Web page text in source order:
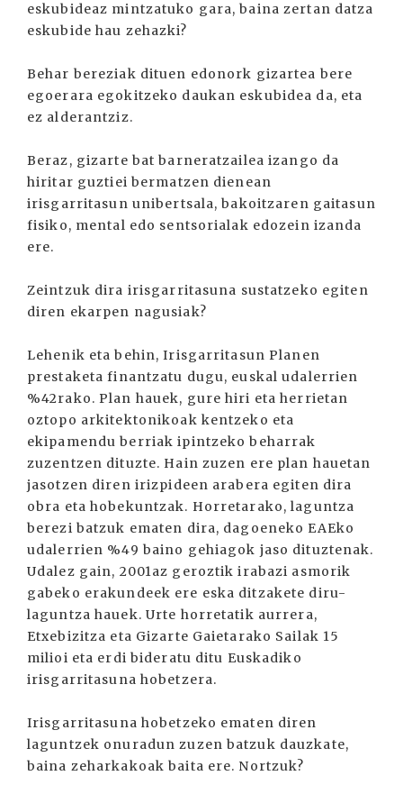
eskubideaz mintzatuko gara, baina zertan datza
eskubide hau zehazki?
Behar bereziak dituen edonork gizartea bere
egoerara egokitzeko daukan eskubidea da, eta
ez alderantziz.
Beraz, gizarte bat barneratzailea izango da
hiritar guztiei bermatzen dienean
irisgarritasun unibertsala, bakoitzaren gaitasun
fisiko, mental edo sentsorialak edozein izanda
ere.
Zeintzuk dira irisgarritasuna sustatzeko egiten
diren ekarpen nagusiak?
Lehenik eta behin, Irisgarritasun Planen
prestaketa finantzatu dugu, euskal udalerrien
%42rako. Plan hauek, gure hiri eta herrietan
oztopo arkitektonikoak kentzeko eta
ekipamendu berriak ipintzeko beharrak
zuzentzen dituzte. Hain zuzen ere plan hauetan
jasotzen diren irizpideen arabera egiten dira
obra eta hobekuntzak. Horretarako, laguntza
berezi batzuk ematen dira, dagoeneko EAEko
udalerrien %49 baino gehiagok jaso dituztenak.
Udalez gain, 2001az geroztik irabazi asmorik
gabeko erakundeek ere eska ditzakete diru-
laguntza hauek. Urte horretatik aurrera,
Etxebizitza eta Gizarte Gaietarako Sailak 15
milioi eta erdi bideratu ditu Euskadiko
irisgarritasuna hobetzera.
Irisgarritasuna hobetzeko ematen diren
laguntzek onuradun zuzen batzuk dauzkate,
baina zeharkakoak baita ere. Nortzuk?